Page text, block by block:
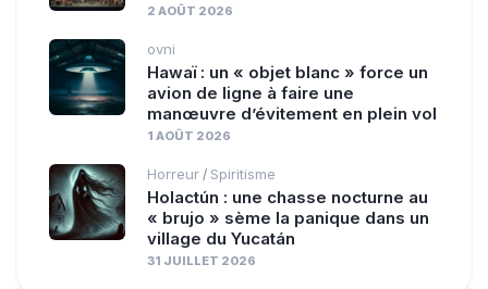
2 AOÛT 2026
ovni
Hawaï : un « objet blanc » force un
avion de ligne à faire une
manœuvre d’évitement en plein vol
1 AOÛT 2026
Horreur / Spiritisme
Holactún : une chasse nocturne au
« brujo » sème la panique dans un
village du Yucatán
31 JUILLET 2026